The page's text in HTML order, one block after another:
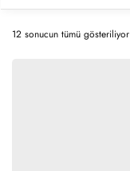
12 sonucun tümü gösteriliyor